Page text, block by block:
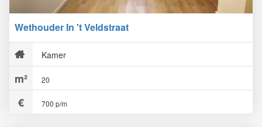
Wethouder In 't Veldstraat
Kamer
20
700 p/m